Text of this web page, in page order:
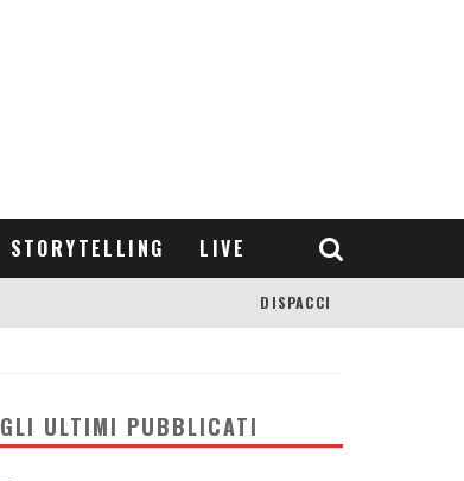
STORYTELLING LIVE
DISPACCI
GLI ULTIMI PUBBLICATI